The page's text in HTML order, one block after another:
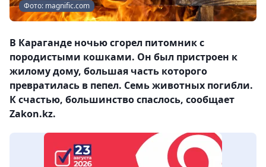
Фото: magnific.com
В Караганде ночью сгорел питомник с
породистыми кошками. Он был пристроен к
жилому дому, большая часть которого
превратилась в пепел. Семь животных погибли.
К счастью, большинство спаслось, сообщает
Zakon.kz.